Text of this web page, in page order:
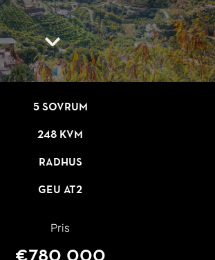
5 sovrum
248 kvm
Radhus
GEU AT2
Pris
€780 000